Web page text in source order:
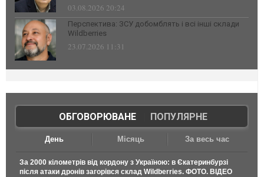
03.08.2026 20:24
Перспектива: ЗСУ добомблять і всі інші склади
Wildberries
23.07.2026 11:31
ОБГОВОРЮВАНЕ| ПОПУЛЯРНЕ
День Місяць За весь час
За 2000 кілометрів від кордону з Україною: в Єкатеринбурзі
після атаки дронів загорівся склад Wildberries. ФОТО. ВІДЕО